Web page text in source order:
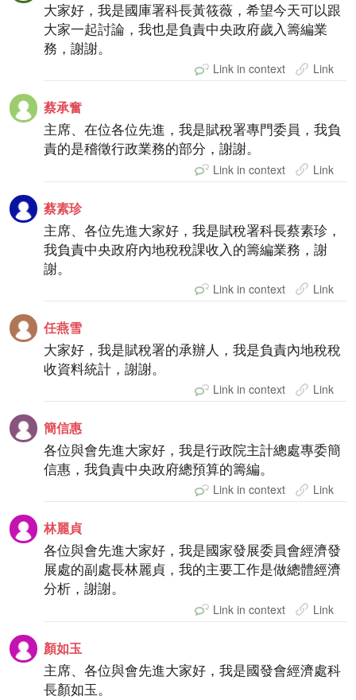
大家好，我是國庫署科長黃筱薇，希望今天可以跟
大家一起討論，我也是負責中央政府歲入籌編業
務，謝謝。
Link in context Link
蔡承奮
主席、在位各位先進，我是賦稅署專門委員，我負
責的是稽徵行政業務的部分，謝謝。
Link in context Link
蔡素珍
主席、各位先進大家好，我是賦稅署科長蔡素珍，
我負責中央政府內地稅稅課收入的籌編業務，謝
謝。
Link in context Link
任燕雪
大家好，我是賦稅署的承辦人，我是負責內地稅稅
收資料統計，謝謝。
Link in context Link
簡信惠
各位與會先進大家好，我是行政院主計總處專委簡
信惠，我負責中央政府總預算的籌編。
Link in context Link
林麗貞
各位與會先進大家好，我是國家發展委員會經濟發
展處的副處長林麗貞，我的主要工作是做總體經濟
分析，謝謝。
Link in context Link
顏如玉
主席、各位與會先進大家好，我是國發會經濟處科
長顏如玉。